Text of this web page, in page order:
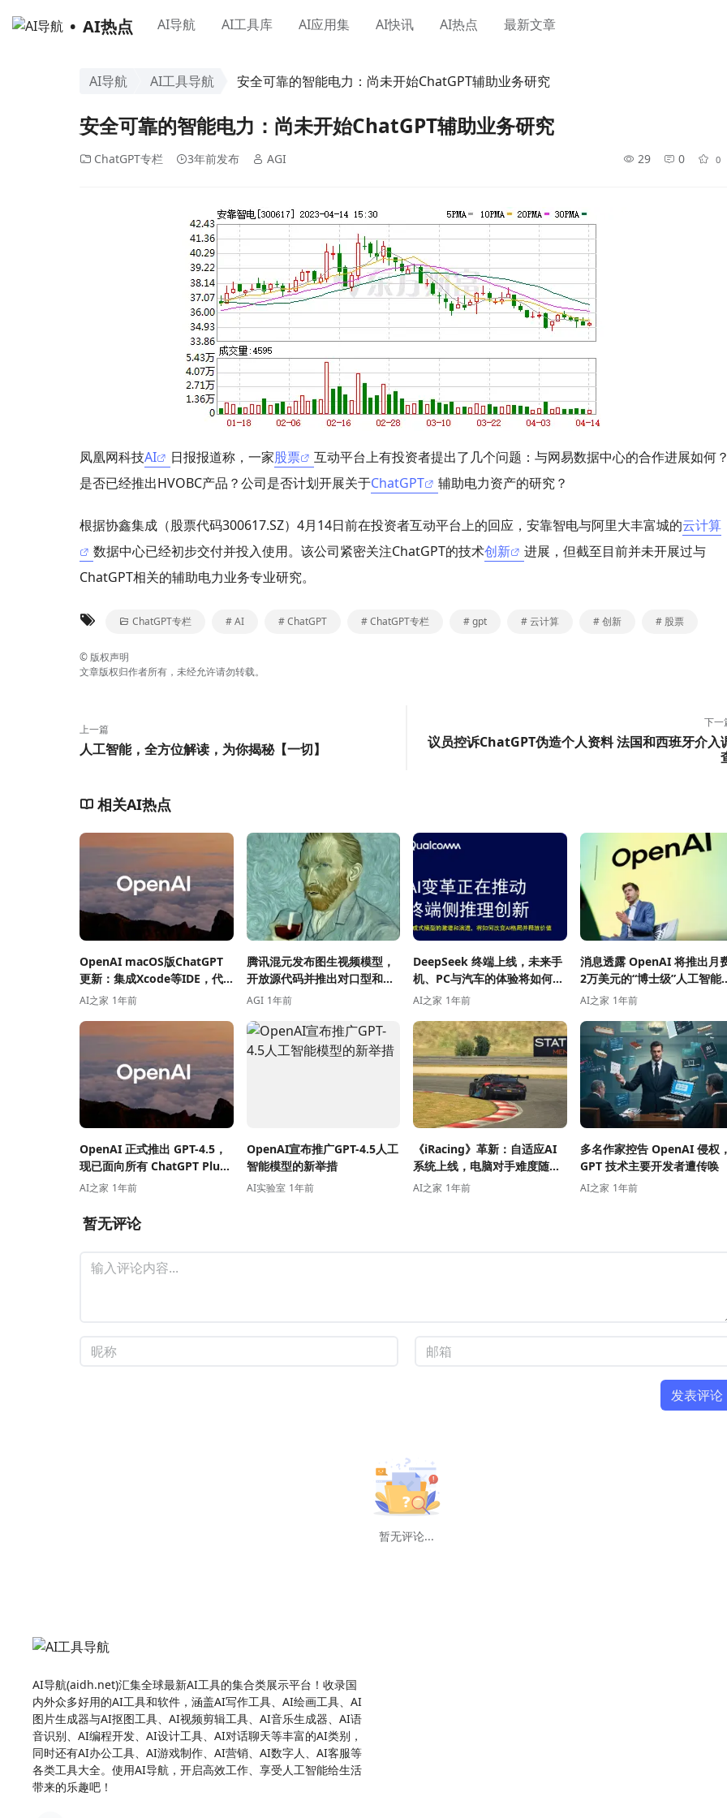
AI热点 AI导航 AI工具库 AI应用集 AI快讯 AI热点 最新文章
AI导航 AI工具导航 安全可靠的智能电力：尚未开始ChatGPT辅助业务研究
安全可靠的智能电力：尚未开始ChatGPT辅助业务研究
ChatGPT专栏 3年前发布 AGI 29 0 0
凤凰网科技AI 日报报道称，一家股票
互动平台上有投资者提出了几个问题：与网易数据中心的合作进展如何
是否已经推出HVOBC产品？公司是否计划开展关于ChatGPT 辅助电力资产的研究？
根据协鑫集成（股票代码300617.SZ）4月14日前在投资者互动平台上的回应，安靠智电与阿里大丰富城的云计算
数据中心已经初步交付并投入使用。该公司紧密关注ChatGPT的技术创新
进展，但截至目前并未开展过与
ChatGPT相关的辅助电力业务专业研究。
ChatGPT专栏 # AI # ChatGPT # ChatGPT专栏 # gpt # 云计算 # 创新 # 股票
© 版权声明
文章版权归作者所有，未经允许请勿转载。
上一篇
人工智能，全方位解读，为你揭秘【一切】
下一
议员控诉ChatGPT伪造个人资料 法国和西班牙介入
相关AI热点
OpenAI macOS版ChatGPT
更新：集成Xcode等IDE，代
码编辑更便捷
AI之家 1年前
腾讯混元发布图生视频模型，
开放源代码并推出对口型和动
作驱动等新玩法
AGI 1年前
DeepSeek 终端上线，未来手
机、PC与汽车的体验将如何演
变？
AI之家 1年前
消息透露 OpenAI 将推出月
2万美元的“博士级”人工智能
手
AI之家 1年前
OpenAI 正式推出 GPT-4.5，
现已面向所有 ChatGPT Plus
用户开放
AI之家 1年前
OpenAI宣布推广GPT-4.5人工
智能模型的新举措
AI实验室 1年前
《iRacing》革新：自适应AI
系统上线，电脑对手难度随玩
家水平实时变化
AI之家 1年前
多名作家控告 OpenAI 侵权
GPT 技术主要开发者遭传唤
AI之家 1年前
暂无评论
发表评论
暂无评论...
AI导航(aidh.net)汇集全球最新AI工具的集合类展示平台！收录国
内外众多好用的AI工具和软件，涵盖AI写作工具、AI绘画工具、AI
图片生成器与AI抠图工具、AI视频剪辑工具、AI音乐生成器、AI语
音识别、AI编程开发、AI设计工具、AI对话聊天等丰富的AI类别，
同时还有AI办公工具、AI游戏制作、AI营销、AI数字人、AI客服等
各类工具大全。使用AI导航，开启高效工作、享受人工智能给生活
带来的乐趣吧！